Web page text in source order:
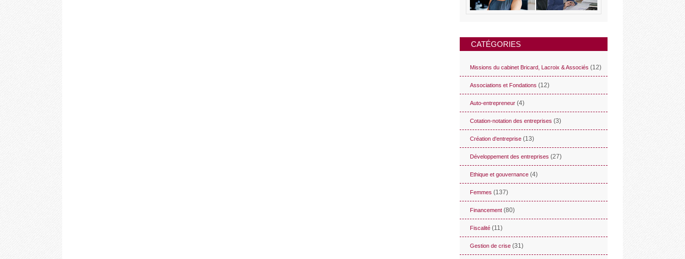
CATÉGORIES
Missions du cabinet Bricard, Lacroix & Associés (12)
Associations et Fondations (12)
Auto-entrepreneur (4)
Cotation-notation des entreprises (3)
Création d'entreprise (13)
Développement des entreprises (27)
Ethique et gouvernance (4)
Femmes (137)
Financement (80)
Fiscalité (11)
Gestion de crise (31)